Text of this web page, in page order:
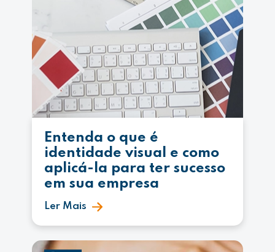
Entenda o que é
identidade visual e como
aplicá-la para ter sucesso
em sua empresa
Ler Mais